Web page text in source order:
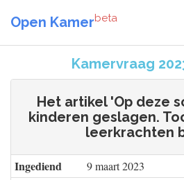
Open Kamerbeta
Kamervraag
Het artikel 'Op deze
kinderen geslagen.
leerkrachten
Ingediend 9 maart 2023